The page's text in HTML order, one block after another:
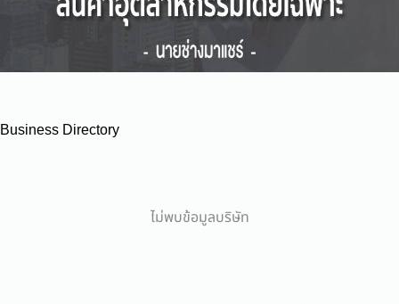
Business Directory
ไม่พบข้อมูลบริษัท